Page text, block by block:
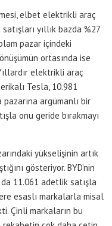
elbet elektrikli araç
yıllık bazda %27
pazar içindeki
ortasında ise
elektrikli araç
Tesla, 10.981
pazarına argümanlı bir
onu geride bırakmayı
yükselişinin artık
gösteriyor. BYD’nin
da 11.061 adetlik satışla
esaslı markalarla misal
Çinli markaların bu